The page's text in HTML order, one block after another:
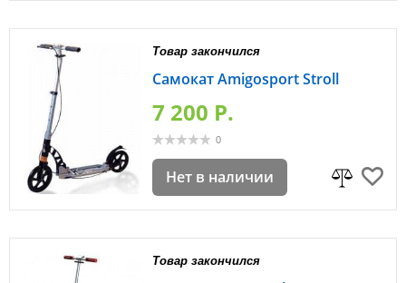
Товар закончился
Самокат Аmigosport Stroll
7 200 P.
0
Нет в наличии
Товар закончился